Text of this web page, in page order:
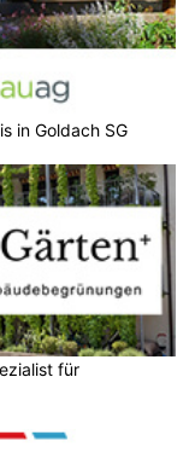
in Goldach SG
für